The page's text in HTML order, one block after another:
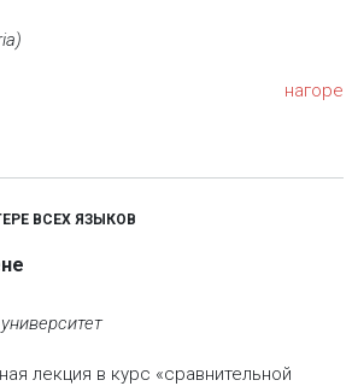
нагоре
ВСЕХ ЯЗЫКОВ
лекция в курс «сравнительной